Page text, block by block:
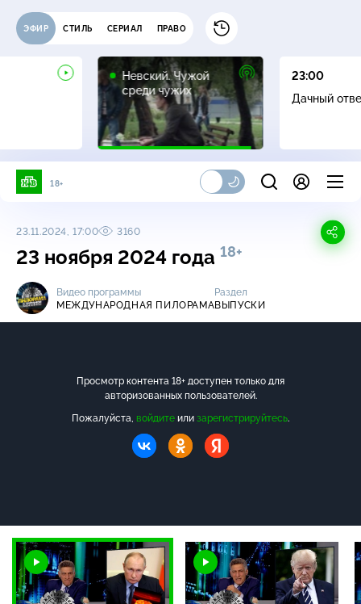
ЭФИР СТИЛЬ СЕРИАЛ ПРАВО
Невский. Чужой
среди чужих
16+
23:00
Дачный
18+
23.11.2024, 17:00 3160
23 ноября 2024 года 18+
Видео программы
МЕЖДУНАРОДНАЯ ПИЛОРАМА
Раздел
ВЫПУСКИ
Просмотр контента 18+ доступен только для
авторизованных пользователей.
Пожалуйста, войдите или зарегистрируйтесь.